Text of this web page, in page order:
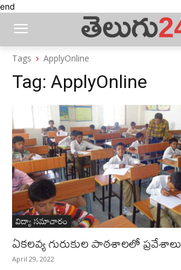
end
Tags ApplyOnline
Tag: ApplyOnline
విద్యా సమాచారం
ఏకలవ్య గురుకుల పాఠశాలలో ప్రవేశాలు
April 29, 2022